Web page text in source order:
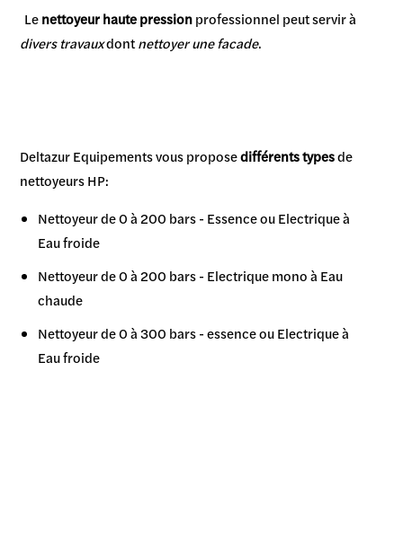
Lenettoyeur haute pressionprofessionnel peut servir à
divers travauxdontnettoyer une facade.
Deltazur Equipements vous proposedifférents typesde
nettoyeurs HP:
Nettoyeur de 0 à 200 bars - Essence ou Electrique à
Eau froide
Nettoyeur de 0 à 200 bars - Electrique mono à Eau
chaude
Nettoyeur de 0 à 300 bars - essence ou Electrique à
Eau froide